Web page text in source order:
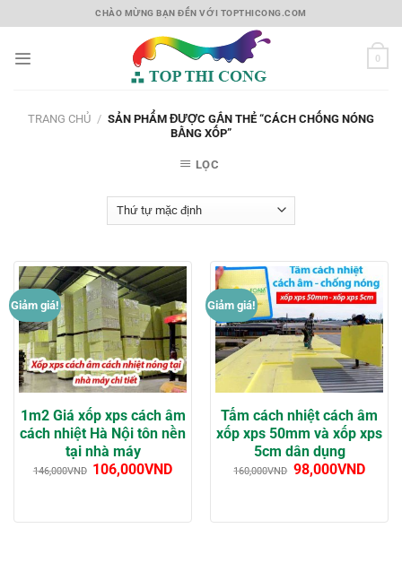
to
CHÀO MỪNG BẠN ĐẾN VỚI TOPTHICONG.COM
0
TRANG CHỦ / SẢN PHẨM ĐƯỢC GẮN THẺ “CÁCH CHỐNG NÓNG
BẰNG XỐP”
LỌC
Giảm giá!
1m2 Giá xốp xps cách âm
cách nhiệt Hà Nội tôn nền
tại nhà máy
146,000VND 106,000VND
Giảm giá!
Tấm cách nhiệt cách âm
xốp xps 50mm và xốp xps
5cm dân dụng
160,000VND 98,000VND